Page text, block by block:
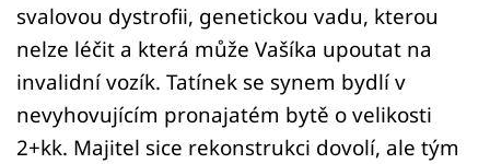
svalovou dystrofii, genetickou vadu, kterou
nelze léčit a která může Vašíka upoutat na
invalidní vozík. Tatínek se synem bydlí v
nevyhovujícím pronajatém bytě o velikosti
2+kk. Majitel sice rekonstrukci dovolí, ale tým